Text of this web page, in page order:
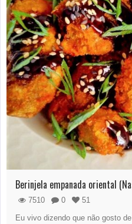
Berinjela empanada oriental
7510 0
51
Eu vivo dizendo que não gosto